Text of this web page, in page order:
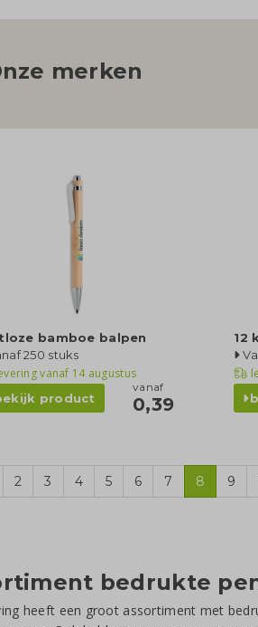
merken
bamboe balpen
250 stuks
vanaf 14 augustus
product
vanaf
0,39
12
2 3 4 5 6 7 8 9
bedrukte
heeft een groot assortiment met